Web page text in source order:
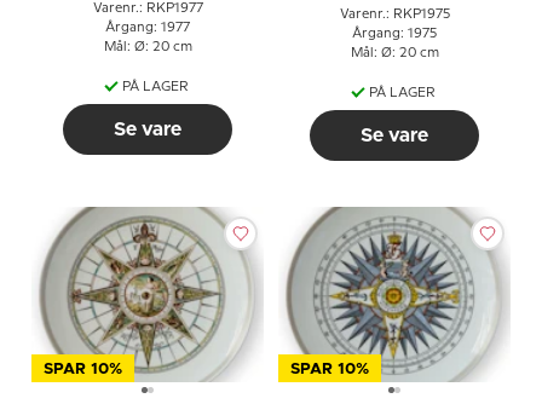
Varenr.: RKP1977
Årgang: 1977
Mål: Ø: 20 cm
PÅ LAGER
Se vare
Varenr.: RKP1975
Årgang: 1975
Mål: Ø: 20 cm
PÅ LAGER
Se vare
SPAR 10% SPAR 10%